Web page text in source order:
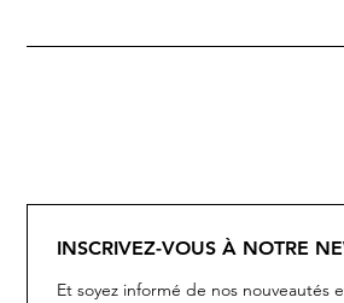
INSCRIVEZ-VOUS À NOTRE
Et soyez informé de nos nouveautés